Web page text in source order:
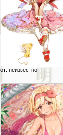
Описание
изображения
Киномото Сакура из
аниме Card Captor
от: неизвестно